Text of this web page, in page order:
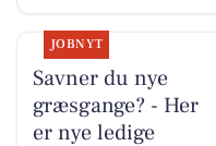
JOBNYT
Savner du nye
græsgange? - Her
er nye ledige